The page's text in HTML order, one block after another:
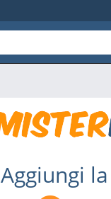
Aggiungi